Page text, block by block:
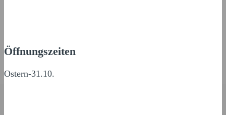
Öffnungszeiten
Ostern-31.10.